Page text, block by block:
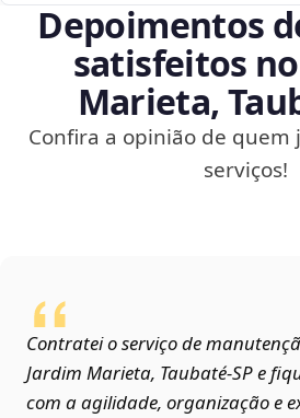
Depoimentos
satisfeitos
Marieta,
Confira a opinião de quem
serviços!
Contratei o serviço de
Jardim Marieta, Taubaté‑SP e
com a agilidade, organização e